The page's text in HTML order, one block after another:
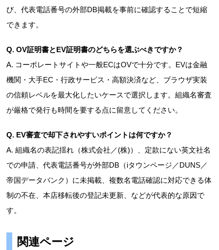
び、代表電話番号の外部DB掲載を事前に確認することで短縮
できます。
Q. OV証明書とEV証明書のどちらを選ぶべきですか？
A. コーポレートサイトや一般ECはOVで十分です。EVは金融
機関・大手EC・行政サービス・高額決済など、ブラウザ実装
の信頼レベルを最大化したいケースで選択します。組織名審査
が厳格で発行も時間を要する点に留意してください。
Q. EV審査で却下されやすいポイントは何ですか？
A. 組織名の表記揺れ（株式会社／(株)）、定款にない英文社名
での申請、代表電話番号が外部DB（iタウンページ／DUNS／
帝国データバンク）に未掲載、複数名電話確認に対応できる体
制の不在、本店移転後の登記未更新、などが代表的な原因で
す。
関連ページ